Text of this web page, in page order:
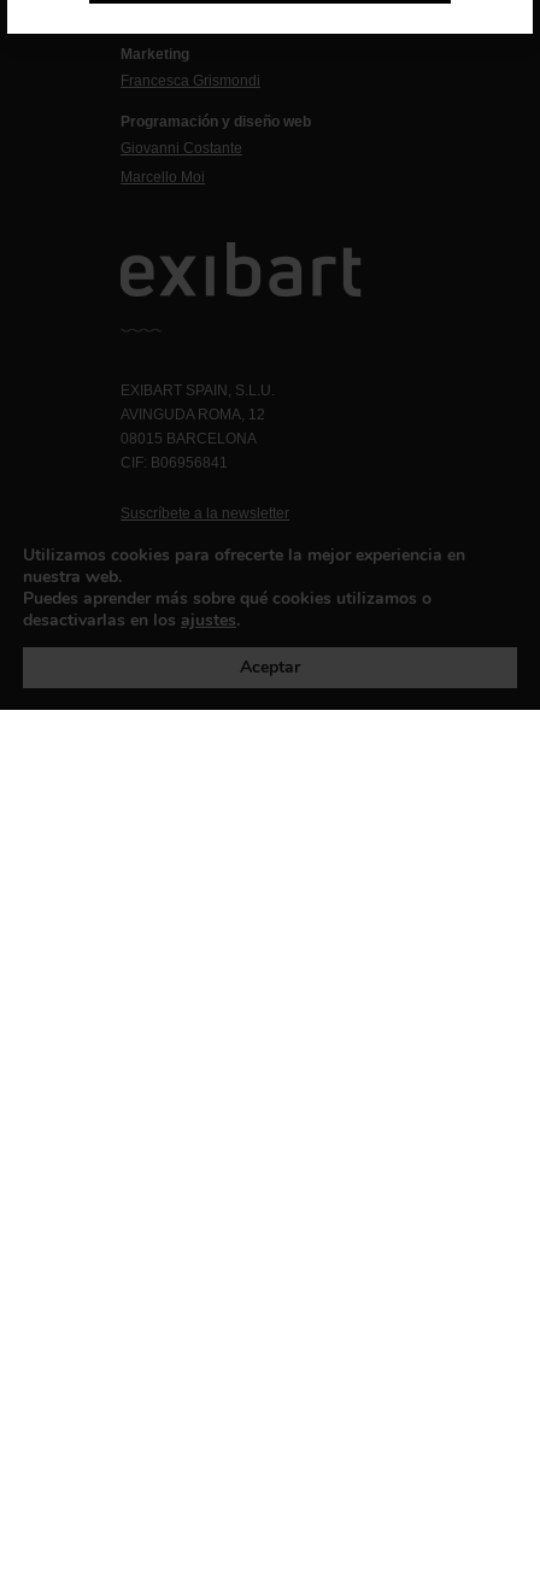
Marketing
Francesca Grismondi
Programación y diseño web
Giovanni Costante
Marcello Moi
EXIBART SPAIN, S.L.U.
AVINGUDA ROMA, 12
08015 BARCELONA
CIF: B06956841
Suscríbete a la newsletter
Política de privacidad
Utilizamos cookies para ofrecerte la mejor experiencia en
nuestra web.
Puedes aprender más sobre qué cookies utilizamos o
desactivarlas en los ajustes.
Aceptar